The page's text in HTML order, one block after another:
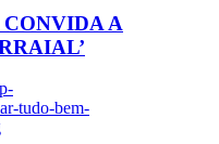
A
tudo-bem-